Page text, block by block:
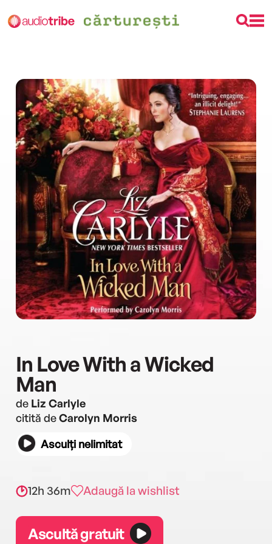
In Love With a Wicked
Man
de Liz Carlyle
citită deCarolyn Morris
Asculți nelimitat
12h 36m Adaugă la wishlist
Ascultă gratuit